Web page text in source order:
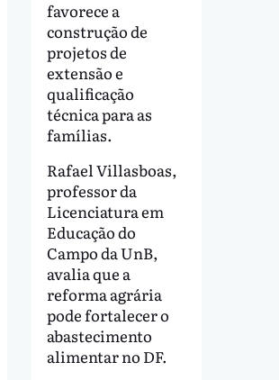
favorece a
construção de
projetos de
extensão e
qualificação
técnica para as
famílias.
Rafael Villasboas,
professor da
Licenciatura em
Educação do
Campo da UnB,
avalia que a
reforma agrária
pode fortalecer o
abastecimento
alimentar no DF.